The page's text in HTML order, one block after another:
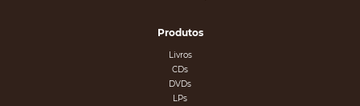
Produtos
Livros
CDs
DVDs
LPs